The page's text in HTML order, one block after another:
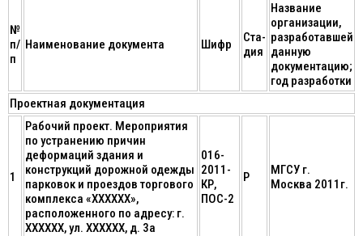
№
п/
п
Наименование документа Шифр
Ста-
дия
Название
организации,
разработавшей
данную
документацию;
год разработки
Проектная документация
1
Рабочий проект. Мероприятия
по устранению причин
деформаций здания и
конструкций дорожной одежды
парковок и проездов торгового
комплекса «ХХХХХХ»,
расположенного по адресу: г.
ХХХХХХ, ул. ХХХХХХ, д. 3а
016-
2011-
КР,
ПОС-2
Р
МГСУ г.
Москва 2011г.